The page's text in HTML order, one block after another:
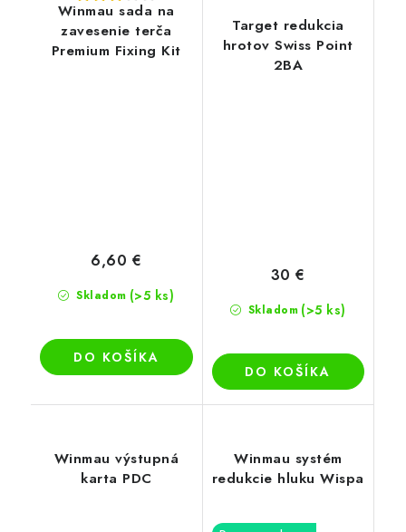
Winmau sada na
zavesenie terča
Premium Fixing Kit
Skladom (>5 ks)
6,60 €
DO KOŠÍKA
Target redukcia
hrotov Swiss Point
2BA
Skladom (>5 ks)
30 €
DO KOŠÍKA
Winmau výstupná
karta PDC
Winmau systém
redukcie hluku Wispa